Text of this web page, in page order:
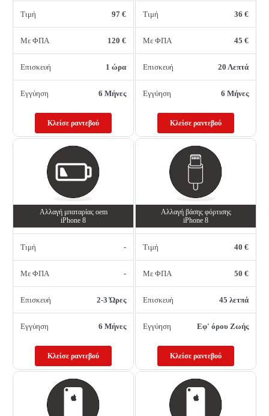
Τιμή 97 €
Με ΦΠΑ 120 €
Επισκευή 1 ώρα
Εγγύηση 6 Μήνες
Κλείσε ραντεβού
Τιμή 36 €
Με ΦΠΑ 45 €
Επισκευή 20 Λεπτά
Εγγύηση 6 Μήνες
Κλείσε ραντεβού
Αλλαγή μπαταρίας oem
iPhone 8
Τιμή -
Με ΦΠΑ -
Επισκευή 2-3 Ώρες
Εγγύηση 6 Μήνες
Κλείσε ραντεβού
Αλλαγή βάσης φόρτισης
iPhone 8
Τιμή 40 €
Με ΦΠΑ 50 €
Επισκευή 45 λετπά
Εγγύηση Εφ' όρου Ζωής
Κλείσε ραντεβού